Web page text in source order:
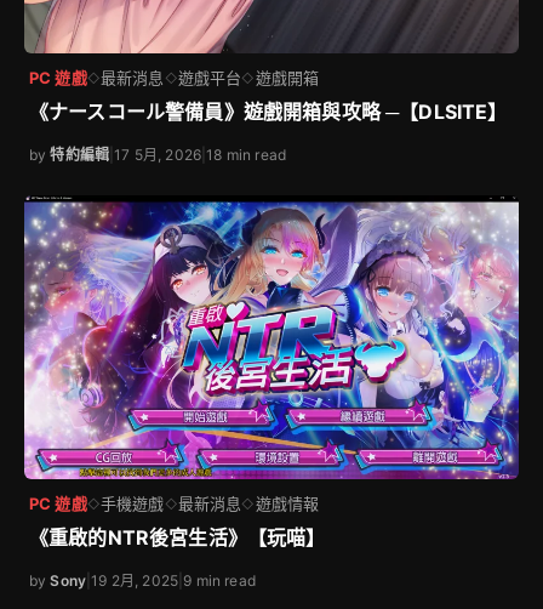
PC 遊戲◇最新消息 ◇遊戲平台◇遊戲開箱
《ナースコール警備員》遊戲開箱與攻略 ─【DLSITE】
by特約編輯 |17 5月, 2026 |18 min read
PC 遊戲◇手機遊戲◇最新消息◇遊戲情報
《重啟的NTR後宮生活》【玩喵】
bySony |19 2月, 2025 9 min read